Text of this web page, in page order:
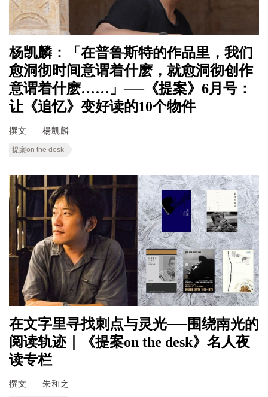
杨凯麟：「在普鲁斯特的作品里，我们
愈洞彻时间意谓着什麽，就愈洞彻创作
意谓着什麽……」──《提案》6月号：
让《追忆》变好读的10个物件
撰文 楊凱麟
提案on the desk
在文字里寻找刺点与灵光──围绕南光的
阅读轨迹｜《提案on the desk》名人夜
读专栏
撰文 朱和之